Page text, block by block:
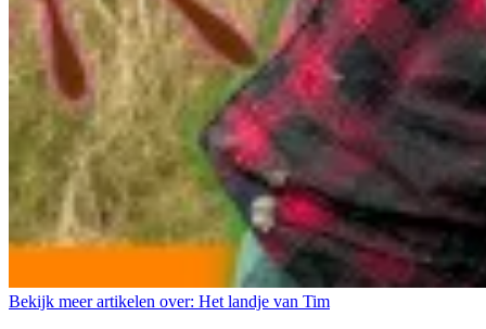
Bekijk meer artikelen over: Het landje van Tim